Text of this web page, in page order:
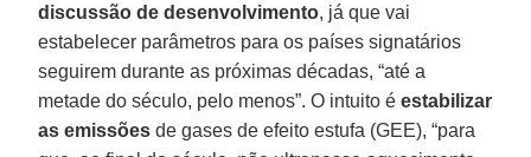
discussão de desenvolvimento, já que vai
estabelecer parâmetros para os países signatários
seguirem durante as próximas décadas, “até a
metade do século, pelo menos”. O intuito é estabilizar
as emissões de gases de efeito estufa (GEE), “para